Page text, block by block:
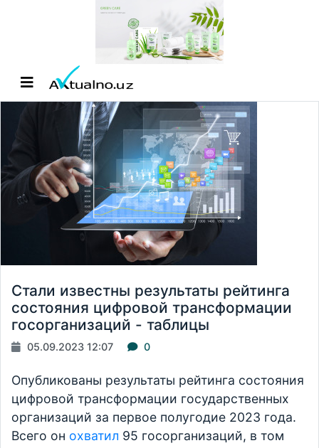
Стали известны результаты рейтинга
состояния цифровой трансформации
госорганизаций - таблицы
05.09.2023 12:07 0
Опубликованы результаты рейтинга состояния
цифровой трансформации государственных
организаций за первое полугодие 2023 года.
Всего он охватил 95 госорганизаций, в том